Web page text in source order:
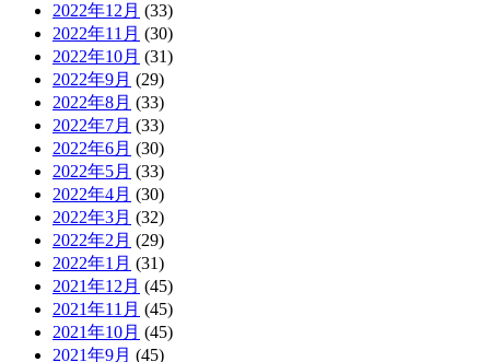
2022年12月 (33)
2022年11月 (30)
2022年10月 (31)
2022年9月 (29)
2022年8月 (33)
2022年7月 (33)
2022年6月 (30)
2022年5月 (33)
2022年4月 (30)
2022年3月 (32)
2022年2月 (29)
2022年1月 (31)
2021年12月 (45)
2021年11月 (45)
2021年10月 (45)
2021年9月 (45)